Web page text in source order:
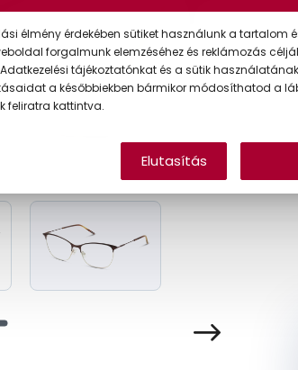
élmény érdekében sütiket használunk a tartalom
forgalmunk elemzéséhez és reklámozás
tájékoztatónkat és a sütik
a későbbiekben bármikor módosíthatod a
feliratra kattintva.
Elutasítás